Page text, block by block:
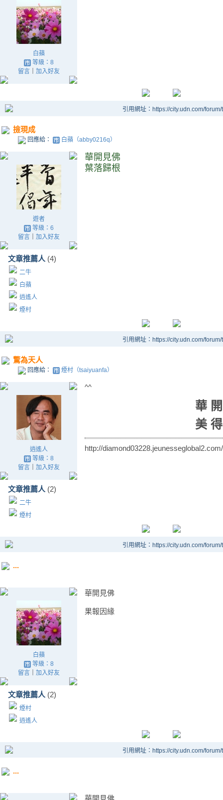
白蘋
等級：8
留言｜ 加入好友
引用網址：https://city.udn.com/
撿現成
回應給： 白蘋（abby0216q）
遊者
等級：6
留言｜ 加入好友
文章推薦人 (4)
二牛
白蘋
逍遙人
煙村
華開見佛
葉落歸根
引用網址：https://city.udn.com/
驚為天人
回應給： 煙村（tsaiyuanfa）
逍遙人
等級：8
留言｜ 加入好友
文章推薦人 (2)
二牛
煙村
^^
華
美
http://
引用網址：https://city.udn.com/
...
白蘋
等級：8
留言｜ 加入好友
文章推薦人 (2)
煙村
逍遙人
華開見佛
果報因緣
引用網址：https://city.udn.com/
...
華開見佛